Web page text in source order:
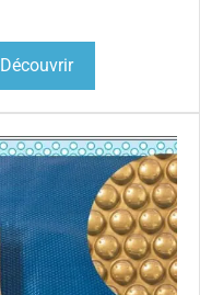
Découvrir